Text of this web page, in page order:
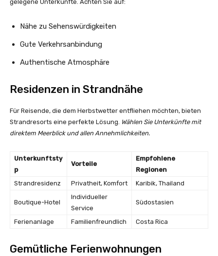
gelegene Unterkünfte. Achten Sie auf:
Nähe zu Sehenswürdigkeiten
Gute Verkehrsanbindung
Authentische Atmosphäre
Residenzen in Strandnähe
Für Reisende, die dem Herbstwetter entfliehen möchten, bieten
Strandresorts eine perfekte Lösung. Wählen Sie Unterkünfte mit
direktem Meerblick und allen Annehmlichkeiten.
Unterkunftsty
p
Vorteile
Empfohlene
Regionen
Strandresidenz
Privatheit, Komfort Karibik, Thailand
Boutique-Hotel
Individueller
Service
Südostasien
Ferienanlage Familienfreundlich Costa Rica
Gemütliche Ferienwohnungen